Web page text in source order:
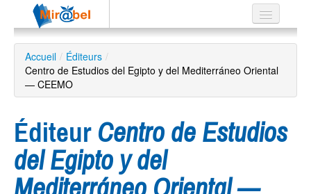
Le réseau
Soutien
Listes
Recherche
avancée
Accueil / Éditeurs /
Centro de Estudios del Egipto y del Mediterráneo Oriental
— CEEMO
Éditeur Centro de Estudios
del Egipto y del
Mediterráneo Oriental —